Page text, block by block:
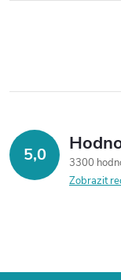
5,0
3300
Zobrazit